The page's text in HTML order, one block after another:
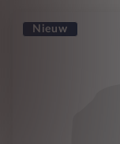
Nieuw